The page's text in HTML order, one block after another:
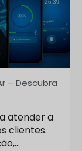
– Descubra
atender a
clientes.